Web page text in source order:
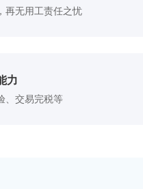
再无用工责任之忧
力
、交易完税等